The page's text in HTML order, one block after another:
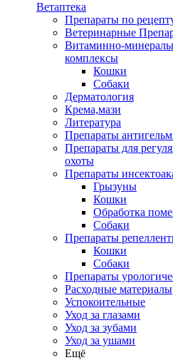
Ветаптека
Препараты по
Ветеринарные
Витаминно-
комплексы
Кошки
Собаки
Дерматология
Крема,мази
Литература
Препараты
Препараты для
охоты
Препараты
Грызуны
Кошки
Обработка
Собаки
Препараты
Кошки
Собаки
Препараты
Расходные материалы
Успокоительные
Уход за глазами
Уход за зубами
Уход за ушами
Ещё